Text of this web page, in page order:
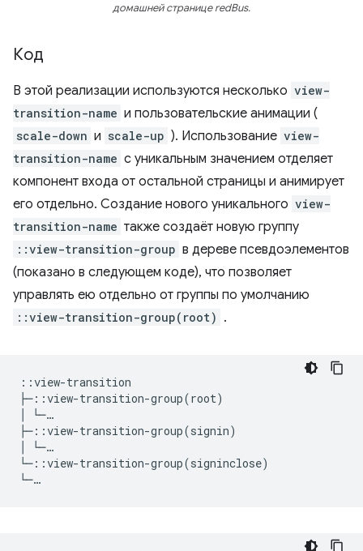
домашней странице redBus.
Код
В этой реализации используются несколько view-
transition-name и пользовательские анимации (
scale-down и scale-up ). Использование view-
transition-name с уникальным значением отделяет
компонент входа от остальной страницы и анимирует
его отдельно. Создание нового уникального view-
transition-name также создаёт новую группу
::view-transition-group в дереве псевдоэлементов
(показано в следующем коде), что позволяет
управлять ею отдельно от группы по умолчанию
::view-transition-group(root) .
::view-transition
├─::view-transition-group(root)
│ └─…
├─::view-transition-group(signin)
│ └─…
└─::view-transition-group(signinclose)